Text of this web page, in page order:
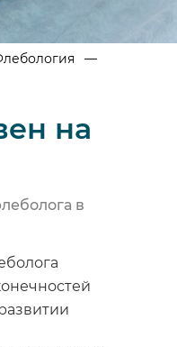
—
на
в